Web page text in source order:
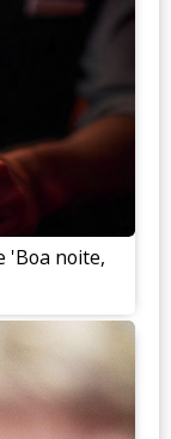
'Boa noite,